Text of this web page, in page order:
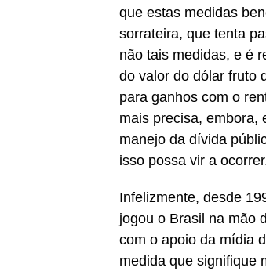
que estas medidas
sorrateira, que tenta
não tais medidas, e é
do valor do dólar fruto
para ganhos com o
mais precisa, embora,
manejo da dívida
isso possa vir a
Infelizmente, desde
jogou o Brasil na mão
com o apoio da mídia
medida que signifique